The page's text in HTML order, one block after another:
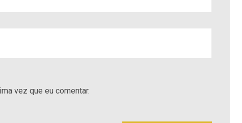
vez que eu comentar.